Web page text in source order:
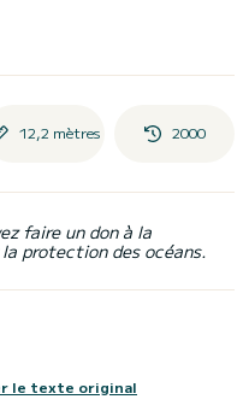
12,2 mètres 2000
faire un don à la
protection des océans.
le texte original